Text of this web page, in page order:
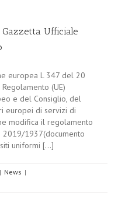
Ufficiale
europea L 347 del 20
(UE)
e del Consiglio, del
europei di servizi di
modifica il regolamento
2019/1937(documento
uniformi [...]
| News |